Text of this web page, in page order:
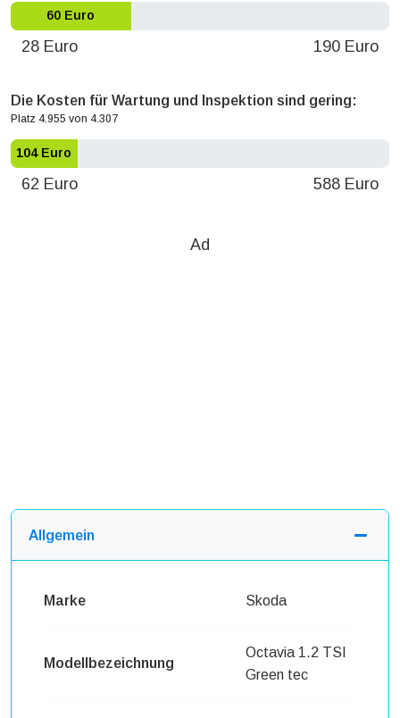
60 Euro
28 Euro 190 Euro
Die Kosten für Wartung und Inspektion sind gering:
Platz 4.955 von 4.307
104 Euro
62 Euro 588 Euro
Ad
Allgemein
Marke Skoda
Modellbezeichnung
Octavia 1.2 TSI
Green tec